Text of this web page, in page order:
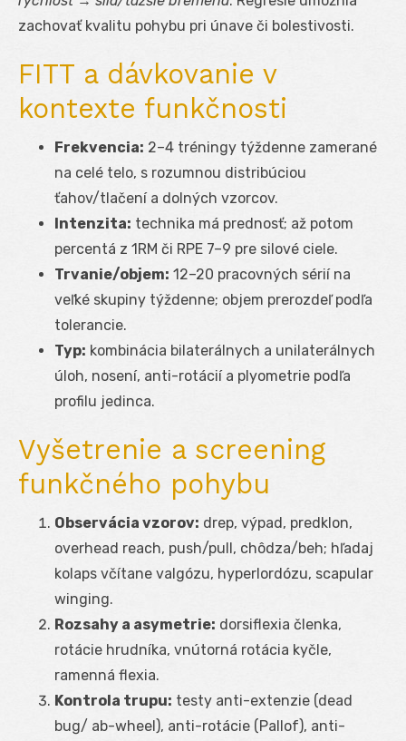
zachovať kvalitu pohybu pri únave či bolestivosti.
FITT a dávkovanie v
kontexte funkčnosti
Frekvencia: 2–4 tréningy týždenne zamerané
na celé telo, s rozumnou distribúciou
ťahov/tlačení a dolných vzorcov.
Intenzita: technika má prednosť; až potom
percentá z 1RM či RPE 7–9 pre silové ciele.
Trvanie/objem: 12–20 pracovných sérií na
veľké skupiny týždenne; objem prerozdeľ podľa
tolerancie.
Typ: kombinácia bilaterálnych a unilaterálnych
úloh, nosení, anti-rotácií a plyometrie podľa
profilu jedinca.
Vyšetrenie a screening
funkčného pohybu
Observácia vzorov: drep, výpad, predklon,
overhead reach, push/pull, chôdza/beh; hľadaj
kolaps včítane valgózu, hyperlordózu, scapular
winging.
Rozsahy a asymetrie: dorsiflexia členka,
rotácie hrudníka, vnútorná rotácia kyčle,
ramenná flexia.
Kontrola trupu: testy anti-extenzie (dead
bug/ ab-wheel), anti-rotácie (Pallof), anti-